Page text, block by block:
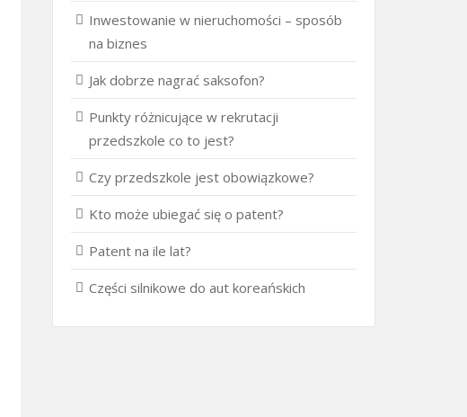
Inwestowanie w nieruchomości – sposób
na biznes
Jak dobrze nagrać saksofon?
Punkty różnicujące w rekrutacji
przedszkole co to jest?
Czy przedszkole jest obowiązkowe?
Kto może ubiegać się o patent?
Patent na ile lat?
Części silnikowe do aut koreańskich